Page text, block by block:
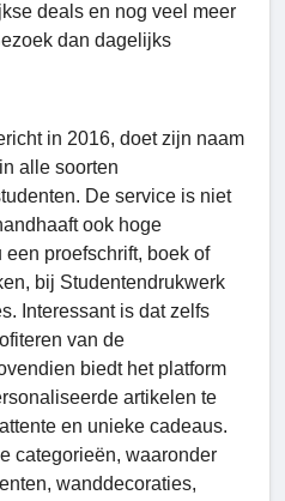
deals en nog veel meer
dan dagelijks
in 2016, doet zijn naam
alle soorten
De service is niet
ook hoge
proefschrift, boek of
bij Studentendrukwerk
Interessant is dat zelfs
van de
biedt het platform
artikelen te
en unieke cadeaus.
categorieën, waaronder
wanddecoraties,